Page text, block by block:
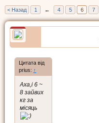
< Назад 1 ← 4 5 6 7
Цитата від
prius: ↑
Аха,і 6 ~
8 зайвих
кг за
місяць